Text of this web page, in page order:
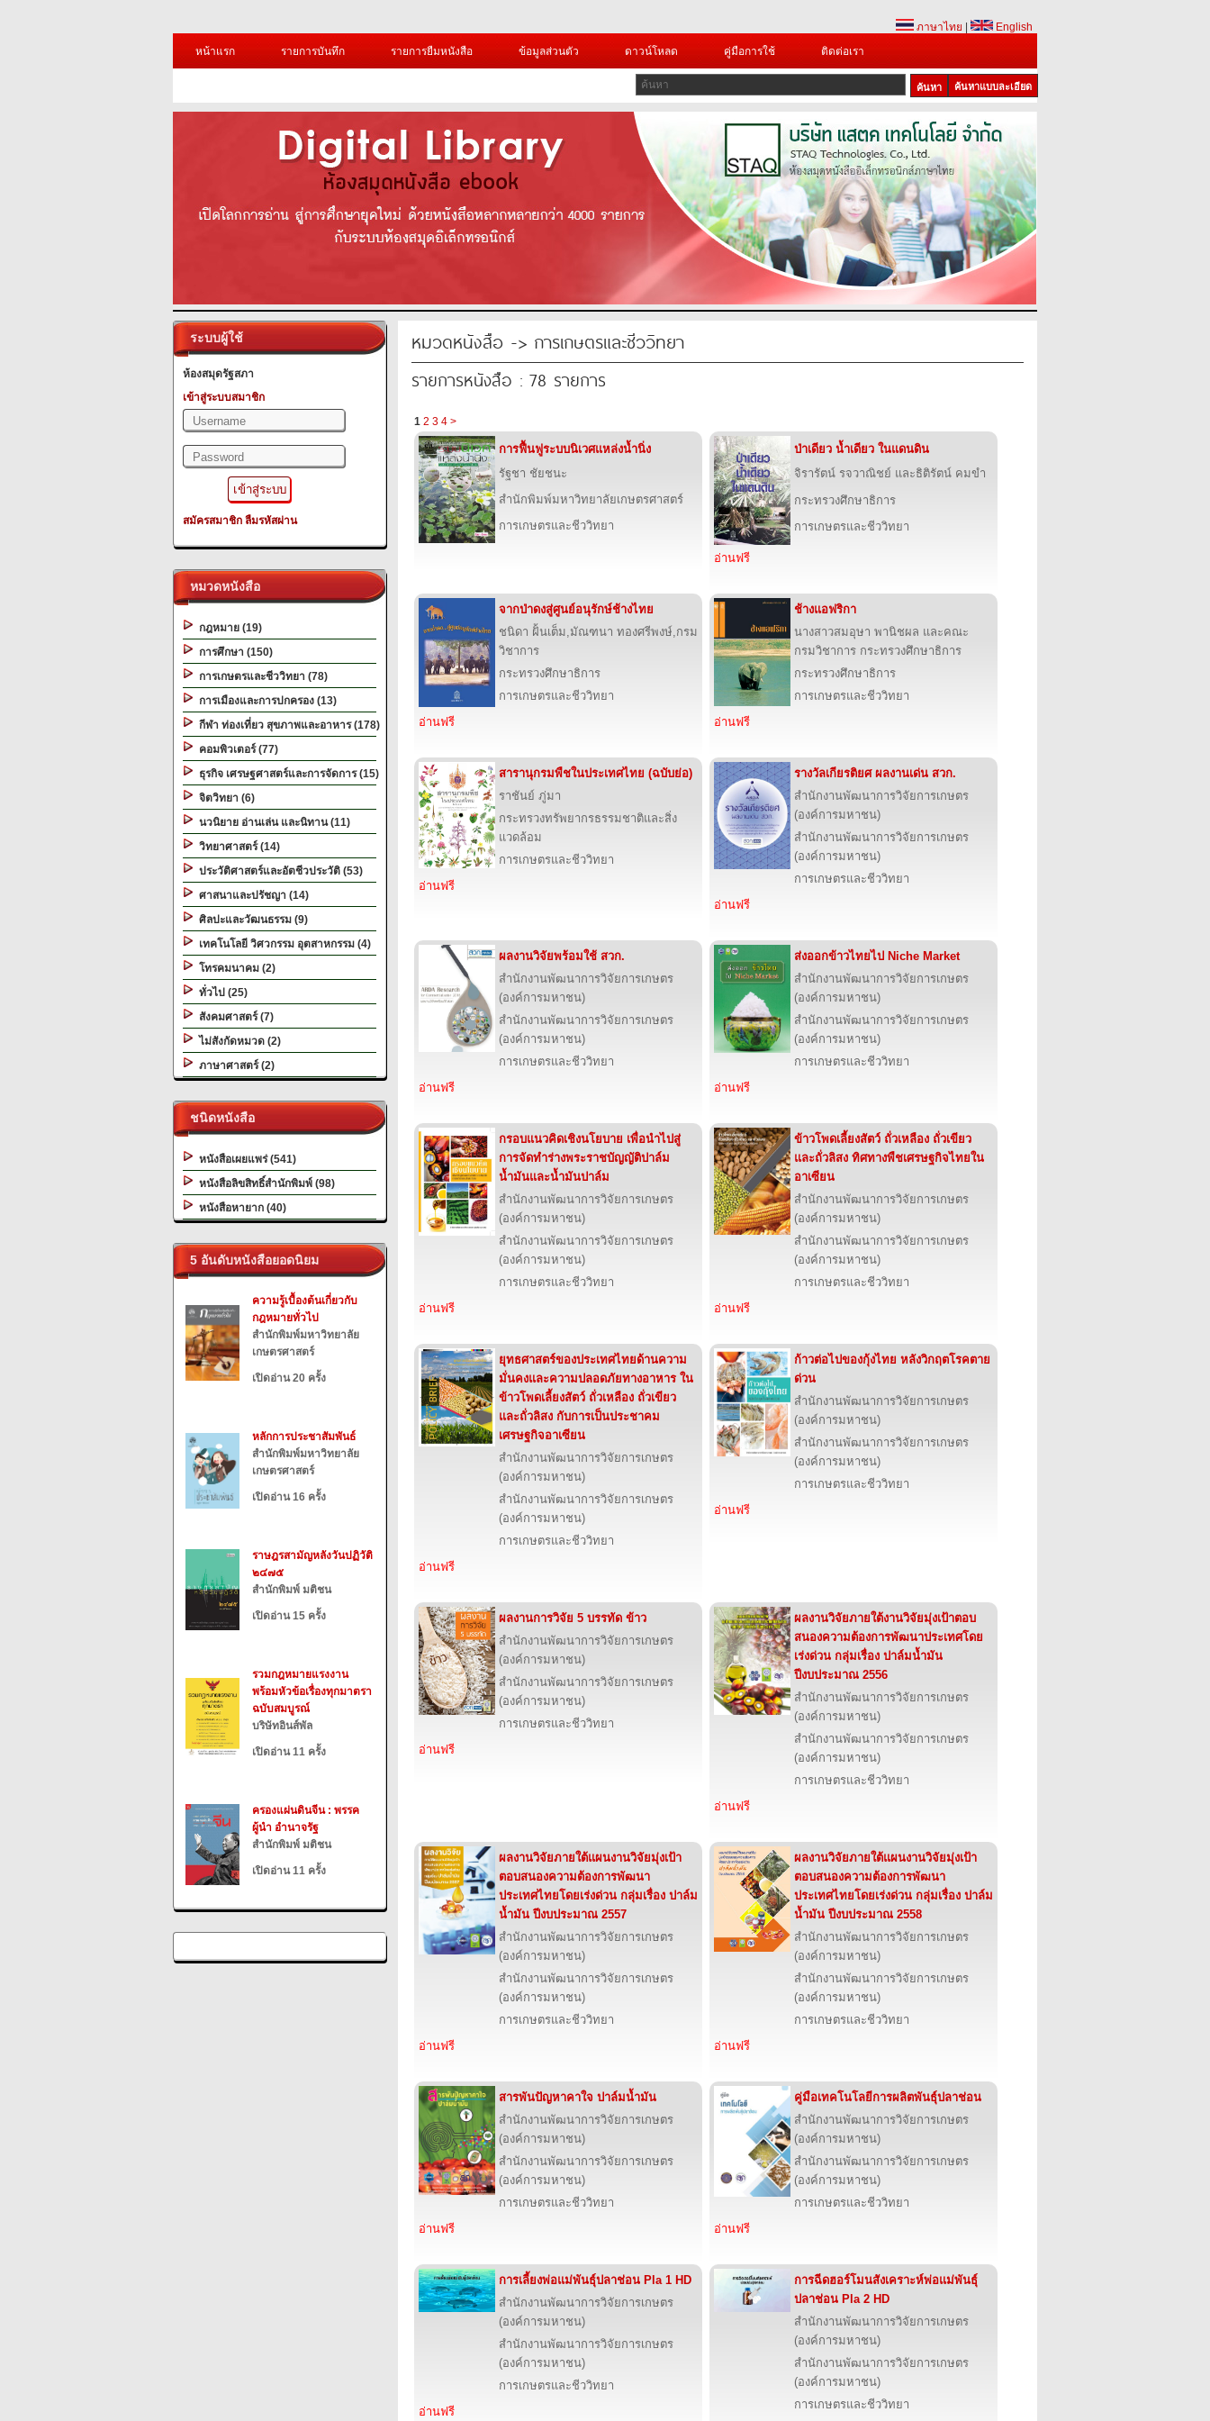
ภาษาไทย
English
หน้าแรก
รายการบันทึก รายการยืมหนังสือ ข้อมูลส่วนตัว ดาวน์โหลด คู่มือการใช้ ติดต่อเรา
ค้นหาแบบละเอียด
ระบบผู้ใช้
ห้องสมุดรัฐสภา
เข้าสู่ระบบสมาชิก
สมัครสมาชิก ลืมรหัสผ่าน
หมวดหนังสือ
กฎหมาย (19)
การศึกษา (150)
การเกษตรและชีววิทยา (78)
การเมืองและการปกครอง (13)
กีฬา ท่องเที่ยว สุขภาพและอาหาร (178)
คอมพิวเตอร์ (77)
ธุรกิจ เศรษฐศาสตร์และการจัดการ (15)
จิตวิทยา (6)
นวนิยาย อ่านเล่น และนิทาน (11)
วิทยาศาสตร์ (14)
ประวัติศาสตร์และอัตชีวประวัติ (53)
ศาสนาและปรัชญา (14)
ศิลปะและวัฒนธรรม (9)
เทคโนโลยี วิศวกรรม อุตสาหกรรม (4)
โทรคมนาคม (2)
ทั่วไป (25)
สังคมศาสตร์ (7)
ไม่สังกัดหมวด (2)
ภาษาศาสตร์ (2)
ชนิดหนังสือ
หนังสือเผยแพร่ (541)
หนังสือลิขสิทธิ์สำนักพิมพ์ (98)
หนังสือหายาก (40)
5 อันดับหนังสือยอดนิยม
ความรู้เบื้องต้นเกี่ยวกับ
กฎหมายทั่วไป
สำนักพิมพ์มหาวิทยาลัย
เกษตรศาสตร์
เปิดอ่าน 20 ครั้ง
หลักการประชาสัมพันธ์
สำนักพิมพ์มหาวิทยาลัย
เกษตรศาสตร์
เปิดอ่าน 16 ครั้ง
ราษฎรสามัญหลังวันปฏิวัติ
๒๔๗๕
สำนักพิมพ์ มติชน
เปิดอ่าน 15 ครั้ง
รวมกฎหมายแรงงาน
พร้อมหัวข้อเรื่องทุกมาตรา
ฉบับสมบูรณ์
บริษัทอินส์พัล
เปิดอ่าน 11 ครั้ง
ครองแผ่นดินจีน : พรรค
ผู้นำ อำนาจรัฐ
สำนักพิมพ์ มติชน
เปิดอ่าน 11 ครั้ง
หมวดหนังสือ -> การเกษตรและชีววิทยา
รายการหนังสือ : 78 รายการ
1 2 3 4 >
การฟื้นฟูระบบนิเวศแหล่งน้ำนิ่ง
รัฐชา ชัยชนะ
สำนักพิมพ์มหาวิทยาลัยเกษตรศาสตร์
การเกษตรและชีววิทยา
ป่าเดียว น้ำเดียว ในแดนดิน
จิรารัตน์ รจวาณิชย์ และธิติรัตน์ คมขำ
กระทรวงศึกษาธิการ
การเกษตรและชีววิทยา
อ่านฟรี
จากป่าดงสู่ศูนย์อนุรักษ์ช้างไทย
ชนิดา ฝั้นเต็ม,มัณฑนา ทองศรีพงษ์,กรม
วิชาการ
กระทรวงศึกษาธิการ
การเกษตรและชีววิทยา
อ่านฟรี
ช้างแอฟริกา
นางสาวสมอุษา พานิชผล และคณะ
กรมวิชาการ กระทรวงศึกษาธิการ
กระทรวงศึกษาธิการ
การเกษตรและชีววิทยา
อ่านฟรี
สารานุกรมพืชในประเทศไทย (ฉบับย่อ)
ราชันย์ ภู่มา
กระทรวงทรัพยากรธรรมชาติและสิ่ง
แวดล้อม
การเกษตรและชีววิทยา
อ่านฟรี
รางวัลเกียรติยศ ผลงานเด่น สวก.
สำนักงานพัฒนาการวิจัยการเกษตร
(องค์การมหาชน)
สำนักงานพัฒนาการวิจัยการเกษตร
(องค์การมหาชน)
การเกษตรและชีววิทยา
อ่านฟรี
ผลงานวิจัยพร้อมใช้ สวก.
สำนักงานพัฒนาการวิจัยการเกษตร
(องค์การมหาชน)
สำนักงานพัฒนาการวิจัยการเกษตร
(องค์การมหาชน)
การเกษตรและชีววิทยา
อ่านฟรี
ส่งออกข้าวไทยไป Niche Market
สำนักงานพัฒนาการวิจัยการเกษตร
(องค์การมหาชน)
สำนักงานพัฒนาการวิจัยการเกษตร
(องค์การมหาชน)
การเกษตรและชีววิทยา
อ่านฟรี
กรอบแนวคิดเชิงนโยบาย เพื่อนำไปสู่
การจัดทำร่างพระราชบัญญัติปาล์ม
น้ำมันและน้ำมันปาล์ม
สำนักงานพัฒนาการวิจัยการเกษตร
(องค์การมหาชน)
สำนักงานพัฒนาการวิจัยการเกษตร
(องค์การมหาชน)
การเกษตรและชีววิทยา
อ่านฟรี
ข้าวโพดเลี้ยงสัตว์ ถั่วเหลือง ถั่วเขียว
และถั่วลิสง ทิศทางพืชเศรษฐกิจไทยใน
อาเซียน
สำนักงานพัฒนาการวิจัยการเกษตร
(องค์การมหาชน)
สำนักงานพัฒนาการวิจัยการเกษตร
(องค์การมหาชน)
การเกษตรและชีววิทยา
อ่านฟรี
ยุทธศาสตร์ของประเทศไทยด้านความ
มั่นคงและความปลอดภัยทางอาหาร ใน
ข้าวโพดเลี้ยงสัตว์ ถั่วเหลือง ถั่วเขียว
และถั่วลิสง กับการเป็นประชาคม
เศรษฐกิจอาเซียน
สำนักงานพัฒนาการวิจัยการเกษตร
(องค์การมหาชน)
สำนักงานพัฒนาการวิจัยการเกษตร
(องค์การมหาชน)
การเกษตรและชีววิทยา
อ่านฟรี
ก้าวต่อไปของกุ้งไทย หลังวิกฤตโรคตาย
ด่วน
สำนักงานพัฒนาการวิจัยการเกษตร
(องค์การมหาชน)
สำนักงานพัฒนาการวิจัยการเกษตร
(องค์การมหาชน)
การเกษตรและชีววิทยา
อ่านฟรี
ผลงานการวิจัย 5 บรรทัด ข้าว
สำนักงานพัฒนาการวิจัยการเกษตร
(องค์การมหาชน)
สำนักงานพัฒนาการวิจัยการเกษตร
(องค์การมหาชน)
การเกษตรและชีววิทยา
อ่านฟรี
ผลงานวิจัยภายใต้งานวิจัยมุ่งเป้าตอบ
สนองความต้องการพัฒนาประเทศโดย
เร่งด่วน กลุ่มเรื่อง ปาล์มน้ำมัน
ปีงบประมาณ 2556
สำนักงานพัฒนาการวิจัยการเกษตร
(องค์การมหาชน)
สำนักงานพัฒนาการวิจัยการเกษตร
(องค์การมหาชน)
การเกษตรและชีววิทยา
อ่านฟรี
ผลงานวิจัยภายใต้แผนงานวิจัยมุ่งเป้า
ตอบสนองความต้องการพัฒนา
ประเทศไทยโดยเร่งด่วน กลุ่มเรื่อง ปาล์ม
น้ำมัน ปีงบประมาณ 2557
สำนักงานพัฒนาการวิจัยการเกษตร
(องค์การมหาชน)
สำนักงานพัฒนาการวิจัยการเกษตร
(องค์การมหาชน)
การเกษตรและชีววิทยา
อ่านฟรี
ผลงานวิจัยภายใต้แผนงานวิจัยมุ่งเป้า
ตอบสนองความต้องการพัฒนา
ประเทศไทยโดยเร่งด่วน กลุ่มเรื่อง ปาล์ม
น้ำมัน ปีงบประมาณ 2558
สำนักงานพัฒนาการวิจัยการเกษตร
(องค์การมหาชน)
สำนักงานพัฒนาการวิจัยการเกษตร
(องค์การมหาชน)
การเกษตรและชีววิทยา
อ่านฟรี
สารพันปัญหาคาใจ ปาล์มน้ำมัน
สำนักงานพัฒนาการวิจัยการเกษตร
(องค์การมหาชน)
สำนักงานพัฒนาการวิจัยการเกษตร
(องค์การมหาชน)
การเกษตรและชีววิทยา
อ่านฟรี
คู่มือเทคโนโลยีการผลิตพันธุ์ปลาช่อน
สำนักงานพัฒนาการวิจัยการเกษตร
(องค์การมหาชน)
สำนักงานพัฒนาการวิจัยการเกษตร
(องค์การมหาชน)
การเกษตรและชีววิทยา
อ่านฟรี
การเลี้ยงพ่อแม่พันธุ์ปลาช่อน Pla 1 HD
สำนักงานพัฒนาการวิจัยการเกษตร
(องค์การมหาชน)
สำนักงานพัฒนาการวิจัยการเกษตร
(องค์การมหาชน)
การเกษตรและชีววิทยา
อ่านฟรี
การฉีดฮอร์โมนสังเคราะห์พ่อแม่พันธุ์
ปลาช่อน Pla 2 HD
สำนักงานพัฒนาการวิจัยการเกษตร
(องค์การมหาชน)
สำนักงานพัฒนาการวิจัยการเกษตร
(องค์การมหาชน)
การเกษตรและชีววิทยา